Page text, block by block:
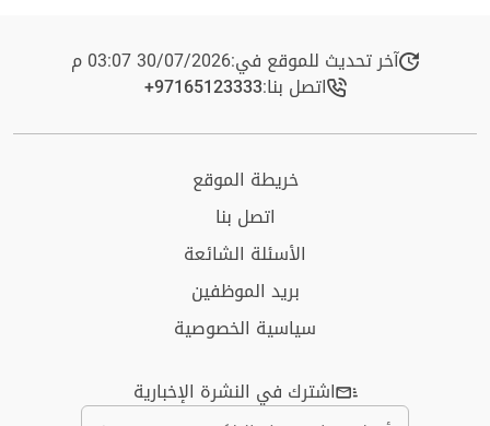
آخر تحديث للموقع في:30/07/2026 03:07 م
اتصل بنا:+97165123333​
خريطة الموقع
اتصل بنا
الأسئلة الشائعة
بريد الموظفين
سياسية الخصوصية
اشترك في النشرة الإخبارية